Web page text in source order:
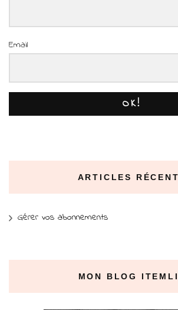
Email
OK!
ARTICLES
Gérer vos abonnements
MON BLOG